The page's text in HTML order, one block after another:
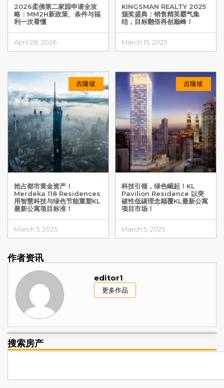
2026柔佛第二家园申请全攻
略：MM2H新政策、条件与福
利一次看懂
April 28, 2026
KINGSMAN REALTY 2025
颁奖盛典：销售精英霸气集
结，目标翻倍再创巅峰！
March 15, 2025
吉隆坡
抢占都市黄金资产！
Merdeka 118 Residences
用智慧科技与绿色节能重塑KL
最新公寓项目标准！
March 5, 2025
吉隆坡
科技引领，绿色崛起！KL
Pavilion Residence 以突
破性低碳理念颠覆KL最新公寓
项目市场！
March 5, 2025
作者资讯
editor1
更多作品
搜索房产